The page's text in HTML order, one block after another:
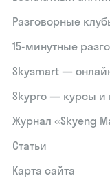
Разговорные
15‑минутные
Skysmart —
Skypro — курсы и
Журнал «Skyeng
Статьи
Карта сайта